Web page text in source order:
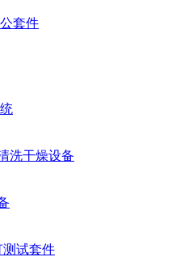
套件
洗干燥设备
测试套件